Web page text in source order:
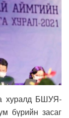
хуралд БШУЯ-
бүрийн засаг